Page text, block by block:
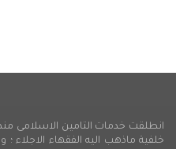
خلفية ماذهب اليه الفقهاء الاجلاء